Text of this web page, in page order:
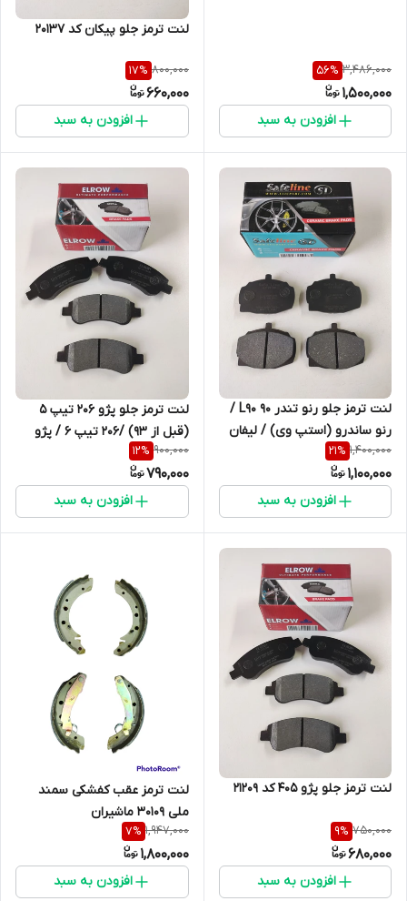
3,486,000
56%
1,500,000
افزودن به سبد
لنت ترمز جلو پیکان کد 20137
800,000
17%
660,000
افزودن به سبد
لنت ترمز جلو رنو تندر 90 L90 /
رنو ‏ساندرو (استپ وی) / لیفان
21463
1,400,000
21%
1,100,000
افزودن به سبد
لنت ترمز جلو پژو 206 تیپ 5
(قبل از 93) /206 تیپ 6 / پژو
,V8 ,V2 / تاراکد 23599
900,000
12%
790,000
افزودن به سبد
لنت ترمز جلو پژو 405 کد 21209
750,000
9%
680,000
افزودن به سبد
لنت ترمز عقب کفشکی سمند
ملی 30109 ماشیران
1,947,000
7%
1,800,000
افزودن به سبد